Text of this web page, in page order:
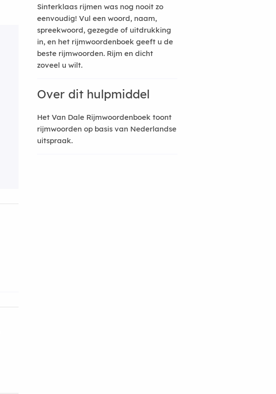
Sinterklaas rijmen was nog nooit zo
eenvoudig! Vul een woord, naam,
spreekwoord, gezegde of uitdrukking
in, en het rijmwoordenboek geeft u de
beste rijmwoorden. Rijm en dicht
zoveel u wilt.
Over dit hulpmiddel
Het Van Dale Rijmwoordenboek toont
rijmwoorden op basis van Nederlandse
uitspraak.